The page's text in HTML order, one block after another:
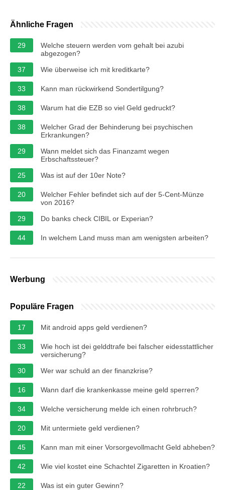
Ähnliche Fragen
29
Welche steuern werden vom gehalt bei azubi
abgezogen?
37
Wie überweise ich mit kreditkarte?
33 Kann man rückwirkend Sondertilgung?
38 Warum hat die EZB so viel Geld gedruckt?
38
Welcher Grad der Behinderung bei psychischen
Erkrankungen?
29
Wann meldet sich das Finanzamt wegen
Erbschaftssteuer?
25
Was ist auf der 10er Note?
20
Welcher Fehler befindet sich auf der 5-Cent-Münze
von 2016?
29
Do banks check CIBIL or Experian?
44 In welchem ​​Land muss man am wenigsten arbeiten?
Werbung
Populäre Fragen
17 Mit android apps geld verdienen?
33
Wie hoch ist dei gelddtrafe bei falscher eidesstattlicher
versicherung?
30
Wer war schuld an der finanzkrise?
16 Wann darf die krankenkasse meine geld sperren?
34 Welche versicherung melde ich einen rohrbruch?
20 Mit untermiete geld verdienen?
45 Kann man mit einer Vorsorgevollmacht Geld abheben?
42 Wie viel kostet eine Schachtel Zigaretten in Kroatien?
22 Was ist ein guter Gewinn?